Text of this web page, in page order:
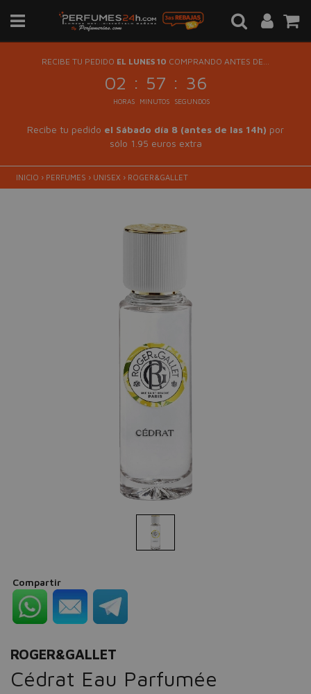
RECIBE TU PEDIDO EL LUNES 10 COMPRANDO ANTES DE...
02 : 57 : 36
HORAS MINUTOS SEGUNDOS
Recibe tu pedido el Sábado día 8 (antes de las 14h) por
sólo 1.95 euros extra
INICIO › PERFUMES › UNISEX › ROGER&GALLET
Compartir
ROGER&GALLET
Cédrat Eau Parfumée